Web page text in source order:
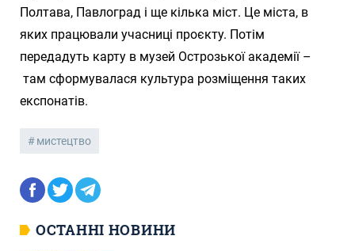
Полтава, Павлоград і ще кілька міст. Це міста, в
яких працювали учасниці проєкту. Потім
передадуть карту в музей Острозької академії –
там сформувалася культура розміщення таких
експонатів.
мистецтво
ОСТАННІ НОВИНИ